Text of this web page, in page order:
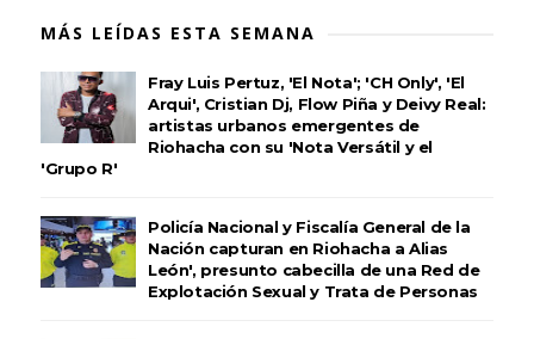
MÁS LEÍDAS ESTA SEMANA
Fray Luis Pertuz, 'El Nota'; 'CH Only', 'El
Arqui', Cristian Dj, Flow Piña y Deivy Real:
artistas urbanos emergentes de
Riohacha con su 'Nota Versátil y el
'Grupo R'
Policía Nacional y Fiscalía General de la
Nación capturan en Riohacha a Alias
León', presunto cabecilla de una Red de
Explotación Sexual y Trata de Personas